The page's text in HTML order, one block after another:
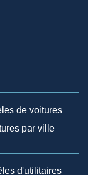
de voitures
par ville
d'utilitaires